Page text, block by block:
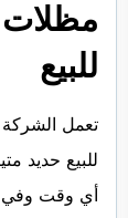
مظلات
للبيع
تعمل
للبيع حديد
أي وقت وفي